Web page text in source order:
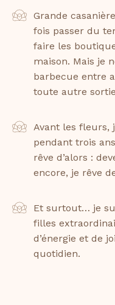
Grande
fois passer du
faire les
maison. Mais je
barbecue entre
toute autre
Avant les fleurs,
pendant trois
rêve d’alors :
encore, je rêve
Et surtout… je
filles
d’énergie et de
quotidien.